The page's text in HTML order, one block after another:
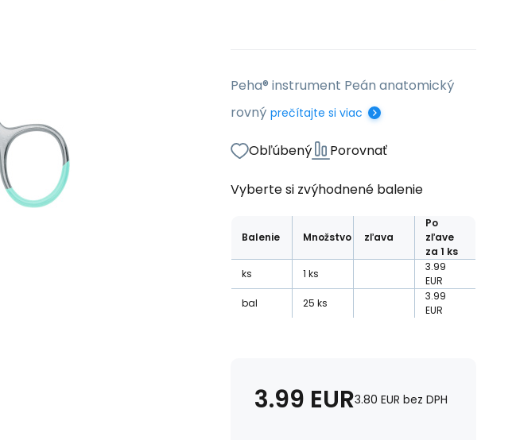
Peha® instrument Peán anatomický
rovný prečítajte si viac
Obľúbený Porovnať
Vyberte si zvýhodnené balenie
Balenie Množstvo zľava
Po
zľave
za 1 ks
ks
1 ks
3.99
EUR
bal
25 ks
3.99
EUR
3.99 EUR3.80 EUR bez DPH